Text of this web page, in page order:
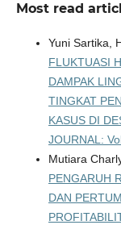
Most read
Yuni Sartika,
FLUKTUASI
DAMPAK
TINGKAT
KASUS DI
JOURNAL:
Mutiara
PENGARUH
DAN